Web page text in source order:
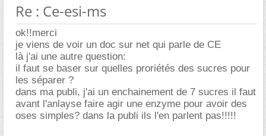
Re : Ce-esi-ms
ok!!merci
je viens de voir un doc sur net qui parle de CE
là j'ai une autre question:
il faut se baser sur quelles proriétés des sucres pour
les séparer ?
dans ma publi, j'ai un enchainement de 7 sucres il faut
avant l'anlayse faire agir une enzyme pour avoir des
oses simples? dans la publi ils l'en parlent pas!!!!!